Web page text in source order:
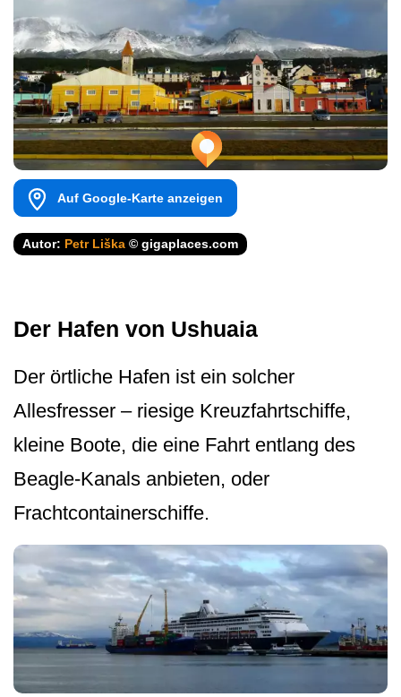
Auf Google-Karte anzeigen
Autor: Petr Liška © gigaplaces.com
Der Hafen von Ushuaia
Der örtliche Hafen ist ein solcher
Allesfresser – riesige Kreuzfahrtschiffe,
kleine Boote, die eine Fahrt entlang des
Beagle-Kanals anbieten, oder
Frachtcontainer­schiffe.